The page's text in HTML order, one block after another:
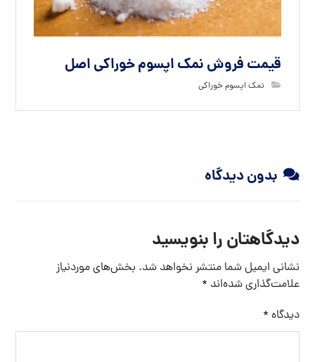
قیمت فروش نمک اپسوم خوراکی اصل
نمک اپسوم خوراکی
بدون دیدگاه
دیدگاهتان را بنویسید
نشانی ایمیل شما منتشر نخواهد شد. بخش‌های موردنیاز
علامت‌گذاری شده‌اند *
دیدگاه *